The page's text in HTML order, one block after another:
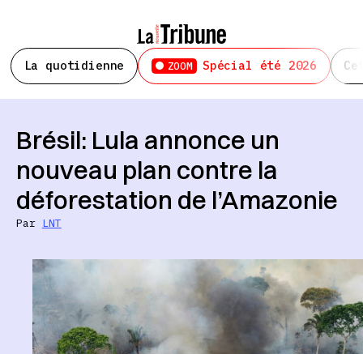
La quotidienne ZOOM Spécial été 2026
Brésil: Lula annonce un
nouveau plan contre la
déforestation de l’Amazonie
Par LNT